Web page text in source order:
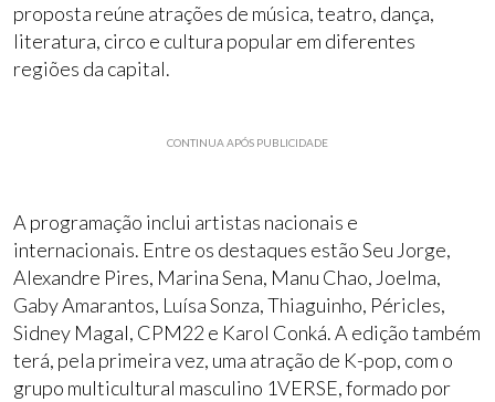
proposta reúne atrações de música, teatro, dança,
literatura, circo e cultura popular em diferentes
regiões da capital.
CONTINUA APÓS PUBLICIDADE
A programação inclui artistas nacionais e
internacionais. Entre os destaques estão Seu Jorge,
Alexandre Pires, Marina Sena, Manu Chao, Joelma,
Gaby Amarantos, Luísa Sonza, Thiaguinho, Péricles,
Sidney Magal, CPM22 e Karol Conká. A edição também
terá, pela primeira vez, uma atração de K-pop, com o
grupo multicultural masculino 1VERSE, formado por